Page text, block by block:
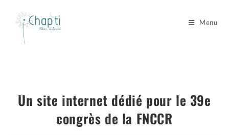
Menu
Un site internet dédié pour le 39e
congrès de la FNCCR